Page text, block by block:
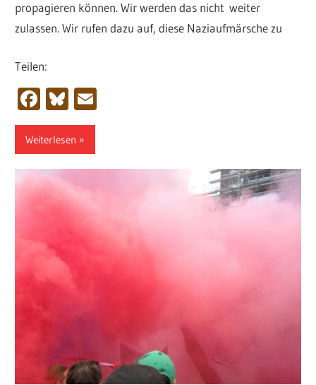
propagieren können. Wir werden das nicht weiter
zulassen. Wir rufen dazu auf, diese Naziaufmärsche zu
Teilen:
Facebook
Bluesky
Weiterlesen